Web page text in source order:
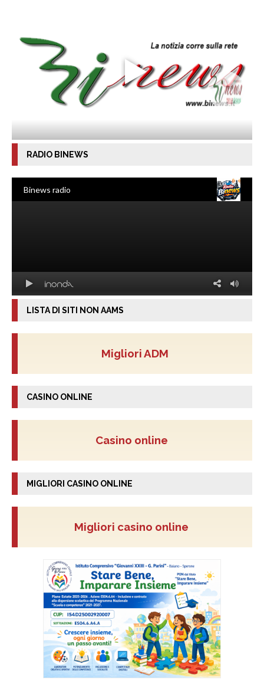
RADIO BINEWS
LISTA DI SITI NON AAMS
Migliori ADM
CASINO ONLINE
Casino online
MIGLIORI CASINO ONLINE
Migliori casino online